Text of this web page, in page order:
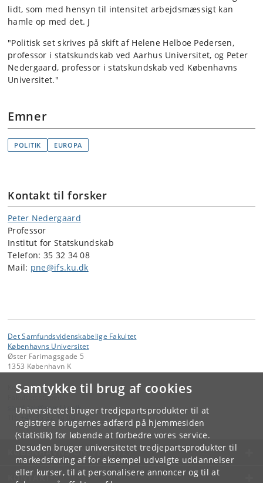
Samtykke til brug af cookies
Universitetet bruger tredjepartsprodukter til at
registrere brugernes adfærd på hjemmesiden
(statistik) for løbende at forbedre vores service.
Desuden bruger universitetet tredjepartsprodukter til
markedsføring af for eksempel udvalgte uddannelser
eller kurser, til at personalisere annoncer og til at
lidt, som med hensyn til intensitet arbejdsmæssigt kan
hamle op med det. J
"Politisk set skrives på skift af Helene Helboe Pedersen,
professor i statskundskab ved Aarhus Universitet, og Peter
Nedergaard, professor i statskundskab ved Københavns
Universitet."
Emner
POLITIK EUROPA
Kontakt til forsker
Peter Nedergaard
Professor
Institut for Statskundskab
Telefon: 35 32 34 08
Mail: pne@ifs.ku.dk
Det Samfundsvidenskabelige Fakultet
Københavns Universitet
Øster Farimagsgade 5
1353 København K
Kontakt:
Fakultetsstaben
samf-fak @samf.ku.dk
KØBENHAVNS UNIVERSITET
KONTAKT